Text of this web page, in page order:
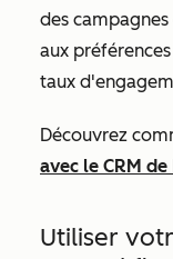
des
aux
taux
Découvrez
avec le CRM
Utiliser